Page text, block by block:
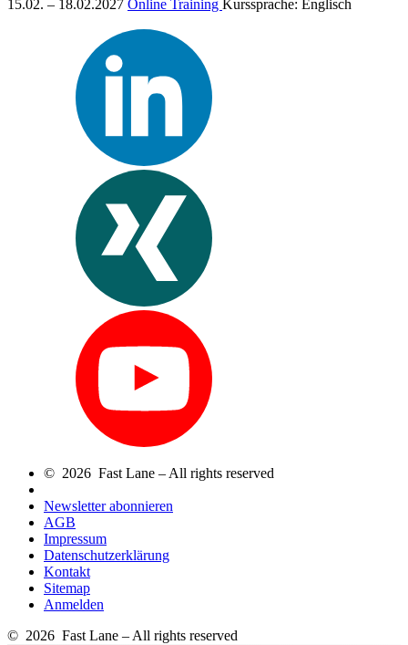
15.02. – 18.02.2027 Online Training Kurssprache: Englisch
© 2026 Fast Lane – All rights reserved
Newsletter abonnieren
AGB
Impressum
Datenschutzerklärung
Kontakt
Sitemap
Anmelden
© 2026 Fast Lane – All rights reserved